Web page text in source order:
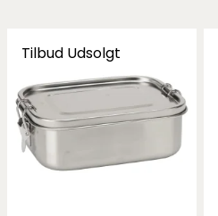
Tilbud Udsolgt